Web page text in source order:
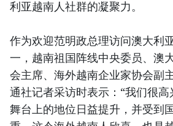
利亚越南人社群的凝聚力。
作为欢迎范明政总理访问澳大利
一，越南祖国阵线中央委员、澳
会主席、海外越南企业家协会副
通社记者采访时表示：“我们很
舞台上的地位日益提升，并受到